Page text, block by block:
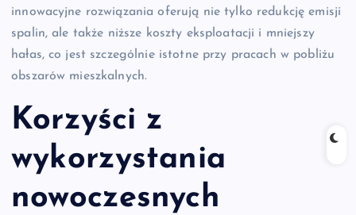
innowacyjne rozwiązania oferują nie tylko redukcję emisji
spalin, ale także niższe koszty eksploatacji i mniejszy
hałas, co jest szczególnie istotne przy pracach w pobliżu
obszarów mieszkalnych.
Korzyści z
wykorzystania
nowoczesnych